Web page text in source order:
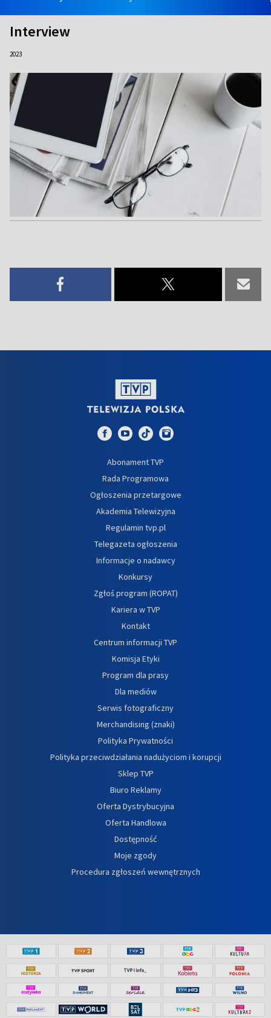
Interview
2023
Abonament TVP
Rada Programowa
Ogłoszenia przetargowe
Akademia Telewizyjna
Regulamin tvp.pl
Telegazeta ogłoszenia
Informacje o nadawcy
Konkursy
Zgłoś program (ROPAT)
Kariera w TVP
Kontakt
Centrum informacji TVP
Komisja Etyki
Program dla prasy
Dla mediów
Serwis fotograficzny
Merchandising (znaki)
Polityka Prywatności
Polityka przeciwdziałania nadużyciom i korupcji
Sklep TVP
Biuro Reklamy
Oferta Dystrybucyjna
Oferta Handlowa
Dostępność
Moje zgody
Procedura zgłoszeń wewnętrznych